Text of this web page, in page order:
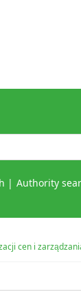
Authority
cen i